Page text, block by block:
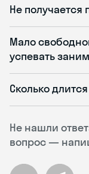
Не нашли
вопрос —
Не получается
Мало
успевать
Сколько